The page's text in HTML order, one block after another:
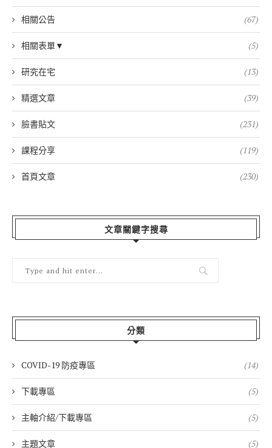
相關公告 (67)
相關表單▼ (5)
研究在宅 (13)
精選文章 (39)
臉書貼文 (231)
課程分享 (119)
首頁文章 (230)
文章關鍵字搜尋
分類
COVID-19 防疫專區 (14)
下載專區 (5)
主軸介紹/下載專區 (5)
主題文章 (5)